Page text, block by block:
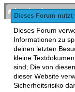
Dieses Forum nutzt
Dieses Forum
Informationen zu
deinen letzten
kleine
sind; Die von
dieser Website
Sicherheitsrisiko
bronies.de
This